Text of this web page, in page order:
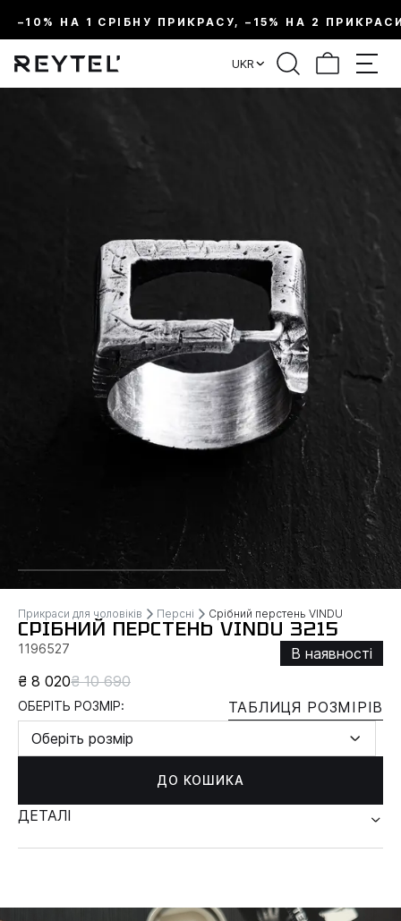
–10% НА 1 СРІБНУ ПРИКРАСУ, –15% НА 2
UKR
Прикраси для чоловіків Персні Срібний перстень VINDU
СРІБНИЙ ПЕРСТЕНЬ VINDU 3215
1196527
В наявності
₴ 8 020₴ 10 690
ОБЕРІТЬ РОЗМІР:
ТАБЛИЦЯ РОЗМІРІВ
Оберіть розмір
ДО КОШИКА
ДЕТАЛІ